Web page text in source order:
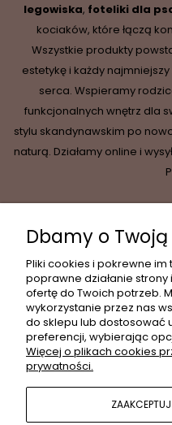
legowiska, foteliki dla
kociaków, które łączą
Wszystkie produkty
estetykę i każdy
serca. Wspieramy
funkcjonalnych wnętrz dla
stylu skandynawskim po
naturą. Działamy online i
Dbamy o
Pliki cookies i pokrewne
poprawne działanie
ofertę do Twoich potrzeb.
wykorzystanie przez nas
do sklepu lub dostosować
preferencji, wybierając
Więcej o plikach cookies
prywatności.